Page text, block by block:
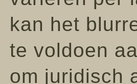
kan het
te voldoen
om juridisch